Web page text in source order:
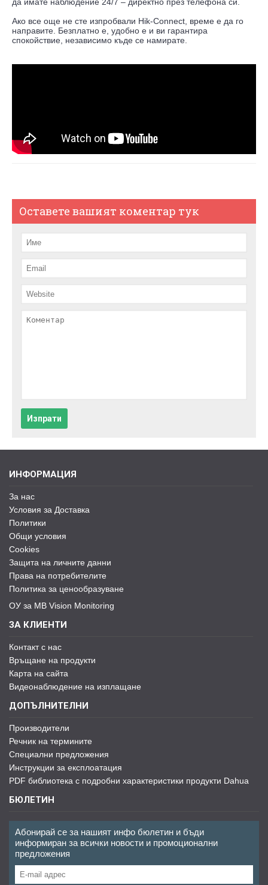
Ако все още не сте изпробвали Hik-Connect, време е да го
направите. Безплатно е, удобно е и ви гарантира
спокойствие, независимо къде се намирате.
Оставете вашият коментар тук
Изпрати
ИНФОРМАЦИЯ
За нас
Условия за Доставка
Политики
Общи условия
Cookies
Защита на личните данни
Права на потребителите
Политика за ценообразуване
ОУ за MB Vision Monitoring
ЗА КЛИЕНТИ
Контакт с нас
Връщане на продукти
Карта на сайта
Видеонаблюдение на изплащане
ДОПЪЛНИТЕЛНИ
Производители
Речник на термините
Специални предложения
Инструкции за експлоатация
PDF библиотека с подробни характеристики продукти Dahua
БЮЛЕТИН
Абонирай се за нашият инфо бюлетин и бъди
информиран за всички новости и промоционални
предложения